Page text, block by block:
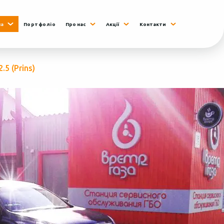
Портфоліо Про нас Акції Контакти
(Prins)